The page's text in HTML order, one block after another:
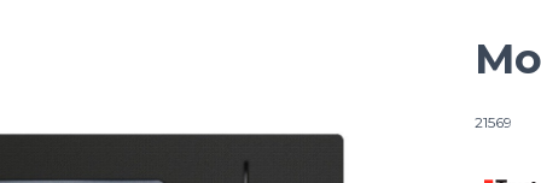
21569